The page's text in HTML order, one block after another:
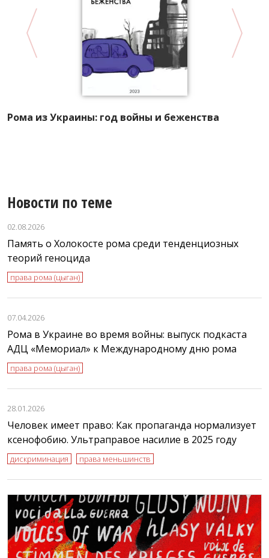
Рома из Украины: год войны и беженства
Новости по теме
02.08.2026
Память о Холокосте рома среди тенденциозных
теорий геноцида
права рома (цыган)
07.04.2026
Рома в Украине во время войны: выпуск подкаста
АДЦ «Мемориал» к Международному дню рома
права рома (цыган)
28.01.2026
Человек имеет право: Как пропаганда нормализует
ксенофобию. Ультраправое насилие в 2025 году
дискриминация права меньшинств